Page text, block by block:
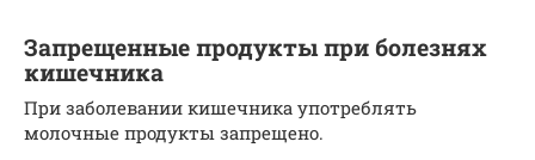
Запрещенные продукты при болезнях
кишечника
При заболевании кишечника употреблять
молочные продукты запрещено.